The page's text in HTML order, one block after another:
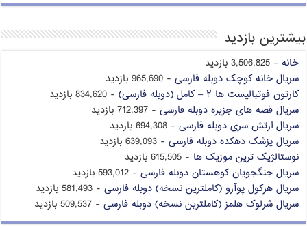
بیشترین بازدید
خانه - 3,506,825 بازدید
سریال خانه کوچک دوبله فارسی - 965,690 بازدید
کارتون فوتبالیست ها ۲ – کامل (دوبله فارسی)
- 834,620 بازدید
سریال قصه های جزیره دوبله فارسی - 712,397 بازدید
سریال ارتش سری دوبله فارسی - 694,308 بازدید
سریال پزشک دهکده دوبله فارسی - 639,093 بازدید
نوستالژیک ترین موزیک ها - 615,505 بازدید
سریال جنگجویان کوهستان دوبله فارسی - 593,012 بازدید
سریال هرکول پوآرو (کاملترین نسخه) دوبله فارسی - 581,493 بازدید
سریال شرلوک هلمز (کاملترین نسخه) دوبله فارسی - 509,537 بازدید